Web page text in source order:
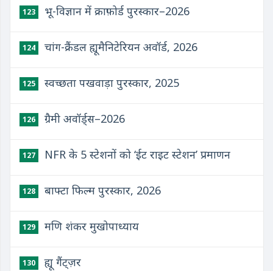
123 भू-विज्ञान में क्राफ़ोर्ड पुरस्कार–2026
124 चांग-क्रैंडल ह्यूमैनिटेरियन अवॉर्ड, 2026
125 स्वच्छता पखवाड़ा पुरस्कार, 2025
126 ग्रैमी अवॉर्ड्स–2026
127 NFR के 5 स्टेशनों को ‘ईट राइट स्टेशन’ प्रमाणन
128 बाफ्टा फिल्म पुरस्कार, 2026
129 मणि शंकर मुखोपाध्याय
130 ह्यू गैंट्ज़र